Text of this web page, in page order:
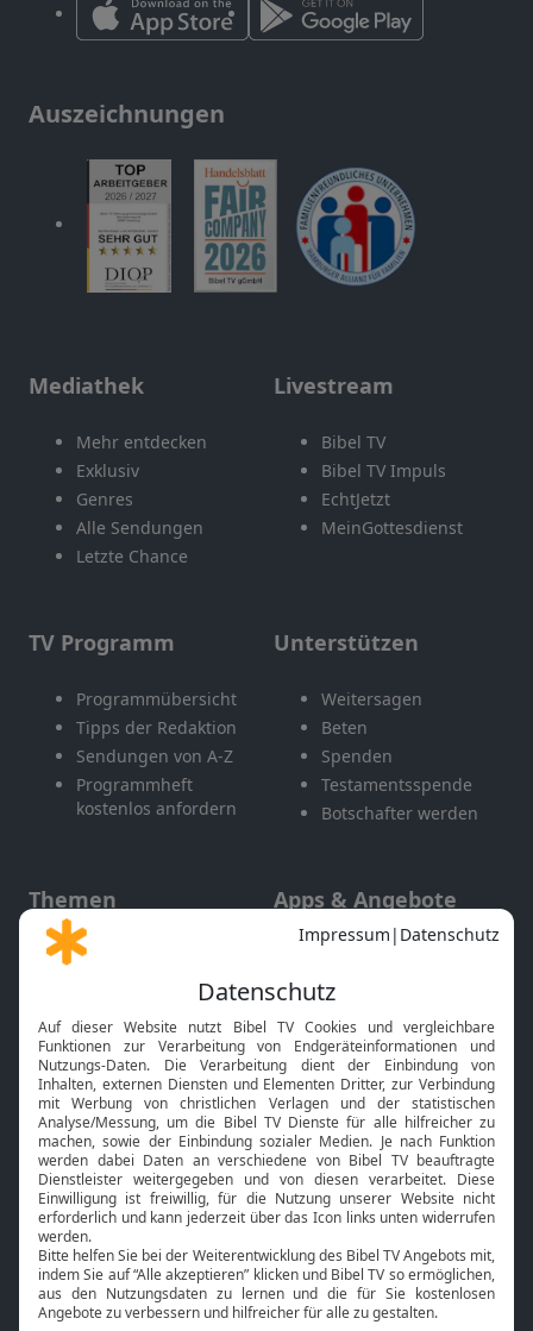
Auszeichnungen
Mediathek
Mehr entdecken
Exklusiv
Genres
Alle Sendungen
Letzte Chance
Livestream
Bibel TV
Bibel TV Impuls
EchtJetzt
MeinGottesdienst
TV Programm
Programmübersicht
Tipps der Redaktion
Sendungen von A-Z
Programmheft
kostenlos anfordern
Unterstützen
Weitersagen
Beten
Spenden
Testamentsspende
Botschafter werden
Themen
Gott und Bibel erklärt
Neuigkeiten
Apps & Angebote
Mobile App
Smart TV
HbbTV
Bibelthek Online-Bibel
Nächster Gottesdienst
Bibel TV
Über uns
Jobs
Service
Kontakt
TV-Empfang